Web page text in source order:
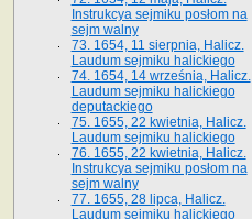
Instrukcya sejmiku posłom na
sejm walny
73. 1654, 11 sierpnia, Halicz.
Laudum sejmiku halickiego
74. 1654, 14 września, Halicz.
Laudum sejmiku halickiego
deputackiego
75. 1655, 22 kwietnia, Halicz.
Laudum sejmiku halickiego
76. 1655, 22 kwietnia, Halicz.
Instrukcya sejmiku posłom na
sejm walny
77. 1655, 28 lipca, Halicz.
Laudum sejmiku halickiego